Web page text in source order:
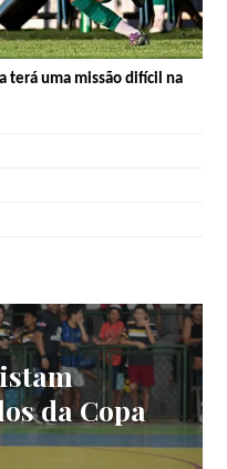
terá uma missão difícil na
da Copa